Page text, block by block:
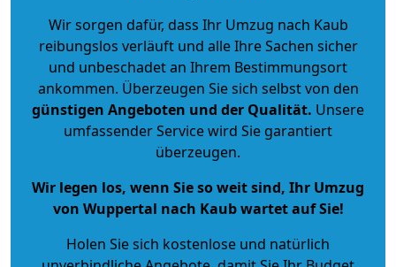
Wir sorgen dafür, dass Ihr Umzug nach Kaub
reibungslos verläuft und alle Ihre Sachen sicher
und unbeschadet an Ihrem Bestimmungsort
ankommen. Überzeugen Sie sich selbst von den
günstigen Angeboten und der Qualität. Unsere
umfassender Service wird Sie garantiert
überzeugen.
Wir legen los, wenn Sie so weit sind, Ihr Umzug
von Wuppertal nach Kaub wartet auf Sie!
Holen Sie sich kostenlose und natürlich